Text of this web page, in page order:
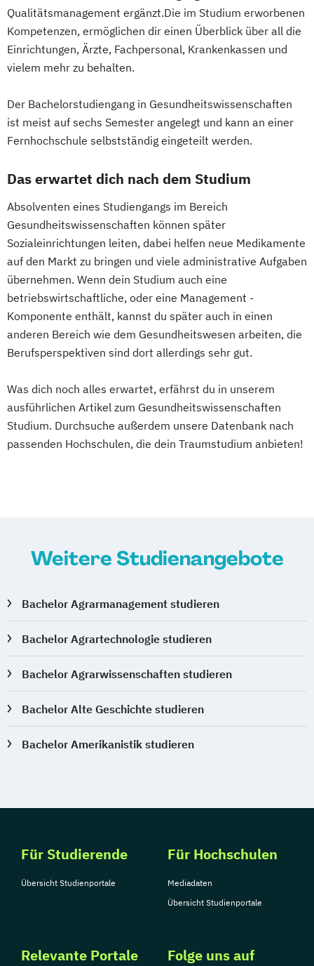
Sozialmanagement
Sozialpädagogik und Inklusion
Sportmanagement
Supply Chain Management
Umweltingenieurwesen
Wirtschaftsinformatik (DE/EN)
Wirtschaftsingenieurwesen Medizintechnik
Wirtschaftspsychologie (DE/EN)
Wirtschaftsrecht Ökonom/in
Qualitätsmanagement ergänzt.Die im Studium erworbenen
Kompetenzen, ermöglichen dir einen Überblick über all die
Einrichtungen, Ärzte, Fachpersonal, Krankenkassen und
vielem mehr zu behalten.
Der Bachelorstudiengang in Gesundheitswissenschaften
ist meist auf sechs Semester angelegt und kann an einer
Fernhochschule selbstständig eingeteilt werden.
Das erwartet dich nach dem Studium
Absolventen eines Studiengangs im Bereich
Gesundheitswissenschaften können später
Sozialeinrichtungen leiten, dabei helfen neue Medikamente
auf den Markt zu bringen und viele administrative Aufgaben
übernehmen. Wenn dein Studium auch eine
betriebswirtschaftliche, oder eine Management -
Komponente enthält, kannst du später auch in einen
anderen Bereich wie dem Gesundheitswesen arbeiten, die
Berufsperspektiven sind dort allerdings sehr gut.
Was dich noch alles erwartet, erfährst du in unserem
ausführlichen Artikel zum Gesundheitswissenschaften
Studium. Durchsuche außerdem unsere Datenbank nach
passenden Hochschulen, die dein Traumstudium anbieten!
Weitere Studienangebote
Bachelor Agrarmanagement studieren
Bachelor Agrartechnologie studieren
Bachelor Agrarwissenschaften studieren
Bachelor Alte Geschichte studieren
Bachelor Amerikanistik studieren
Für Studierende
Übersicht Studienportale
Für Hochschulen
Mediadaten
Übersicht Studienportale
Relevante Portale Folge uns auf